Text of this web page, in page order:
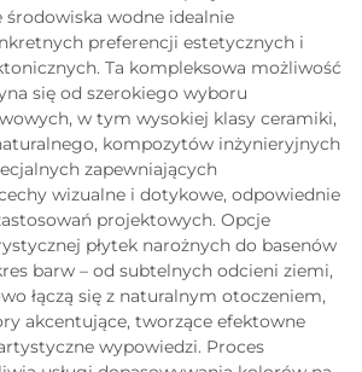
wodne idealnie
preferencji estetycznych i
Ta kompleksowa możliwość
się od szerokiego wyboru
w tym wysokiej klasy ceramiki,
kompozytów inżynieryjnych
zapewniających
wizualne i dotykowe, odpowiednie
projektowych. Opcje
płytek narożnych do basenów
barw – od subtelnych odcieni ziemi,
łączą się z naturalnym otoczeniem,
akcentujące, tworzące efektowne
wypowiedzi. Proces